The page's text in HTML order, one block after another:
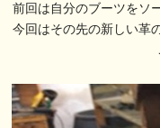
前回は自分のブーツをソ
今回はその先の新しい革